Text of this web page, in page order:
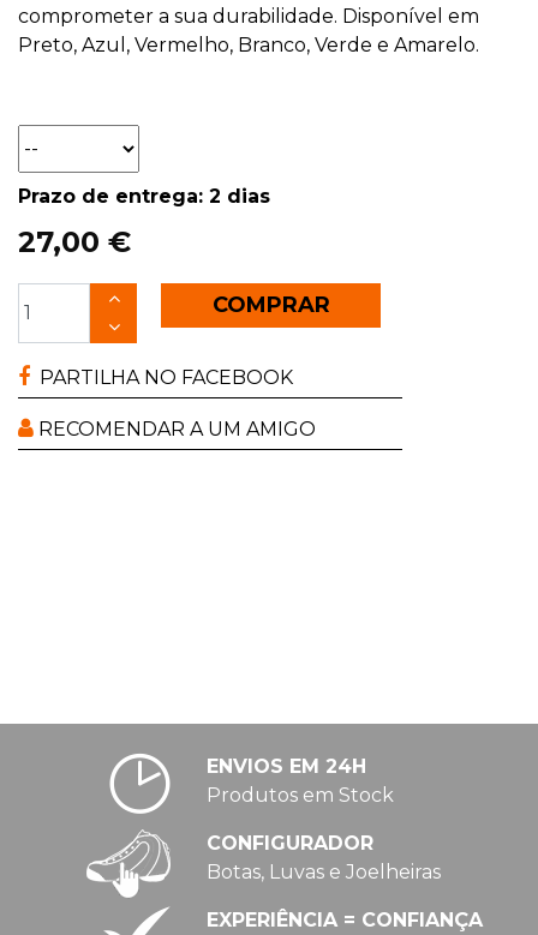
comprometer a sua durabilidade. Disponível em
Preto, Azul, Vermelho, Branco, Verde e Amarelo.
Prazo de entrega: 2 dias
27,00 €
COMPRAR
PARTILHA NO FACEBOOK
RECOMENDAR A UM AMIGO
ENVIOS EM 24H
Produtos em Stock
CONFIGURADOR
Botas, Luvas e Joelheiras
EXPERIÊNCIA = CONFIANÇA